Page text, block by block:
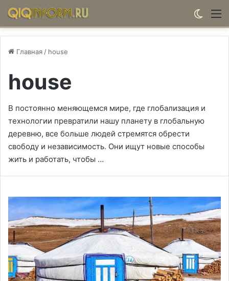
Главная / house
house
В постоянно меняющемся мире, где глобализация и
технологии превратили нашу планету в глобальную
деревню, все больше людей стремятся обрести
свободу и независимость. Они ищут новые способы
жить и работать, чтобы …